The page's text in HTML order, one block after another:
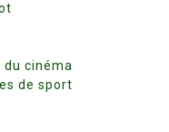
cinéma
de sport